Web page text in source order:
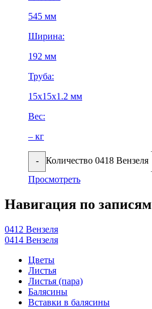
545 мм
Ширина:
192 мм
Труба:
15х15х1.2 мм
Вес:
– кг
- Количество 0418 Вензеля
Просмотреть
Навигация по записям
0412 Вензеля
0414 Вензеля
Цветы
Листья
Листья (пара)
Балясины
Вставки в балясины